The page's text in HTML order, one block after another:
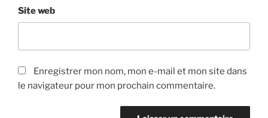
Site web
Enregistrer mon nom, mon e-mail et mon site dans
le navigateur pour mon prochain commentaire.